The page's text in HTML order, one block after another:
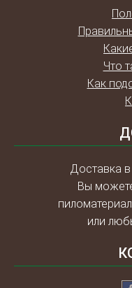
Что
Как
Доставка
Вы
или